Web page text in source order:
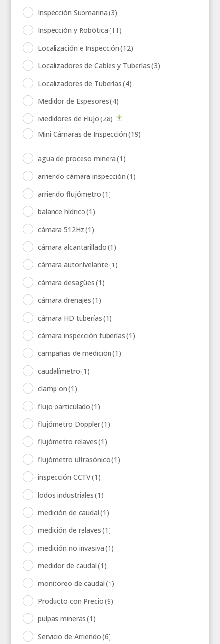
Inspección Submarina(3)
Inspección y Robótica(11)
Localización e Inspección(12)
Localizadores de Cables y Tuberías(3)
Localizadores de Tuberías(4)
Medidor de Espesores(4)
Medidores de Flujo(28)
Mini Cámaras de Inspección(19)
agua de proceso minera(1)
arriendo cámara inspección(1)
arriendo flujómetro(1)
balance hídrico(1)
cámara 512Hz(1)
cámara alcantarillado(1)
cámara autonivelante(1)
cámara desagües(1)
cámara drenajes(1)
cámara HD tuberías(1)
cámara inspección tuberías(1)
campañas de medición(1)
caudalímetro(1)
clamp on(1)
flujo particulado(1)
flujómetro Doppler(1)
flujómetro relaves(1)
flujómetro ultrasónico(1)
inspección CCTV(1)
lodos industriales(1)
medición de caudal(1)
medición de relaves(1)
medición no invasiva(1)
medidor de caudal(1)
monitoreo de caudal(1)
Producto con Precio(9)
pulpas mineras(1)
Servicio de Arriendo(6)